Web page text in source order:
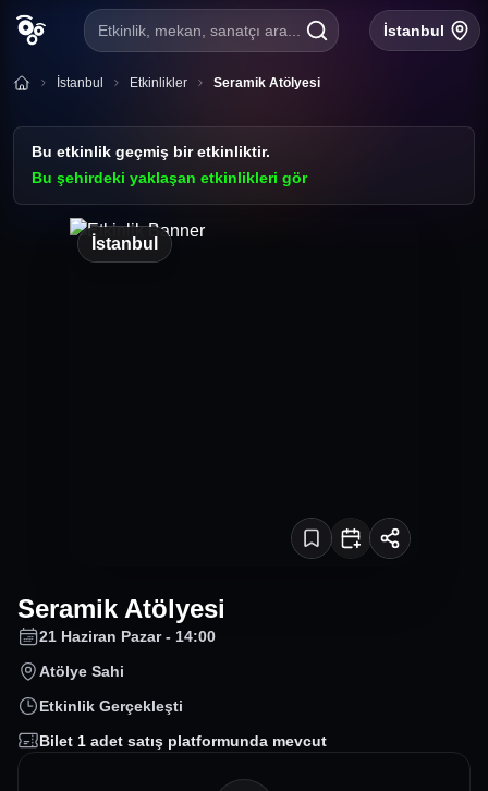
Etkinlik, mekan, sanatçı ara... İstanbul
İstanbul Etkinlikler Seramik Atölyesi
Bu etkinlik geçmiş bir etkinliktir.
Bu şehirdeki yaklaşan etkinlikleri gör
İstanbul
Seramik Atölyesi
21 Haziran Pazar - 14:00
Atölye Sahi
Etkinlik Gerçekleşti
Bilet 1 adet satış platformunda mevcut